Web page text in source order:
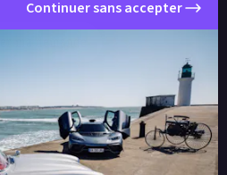
Continuer sans accepter
et Garanties